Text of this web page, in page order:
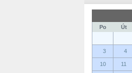
Po Út
3 4
10 11